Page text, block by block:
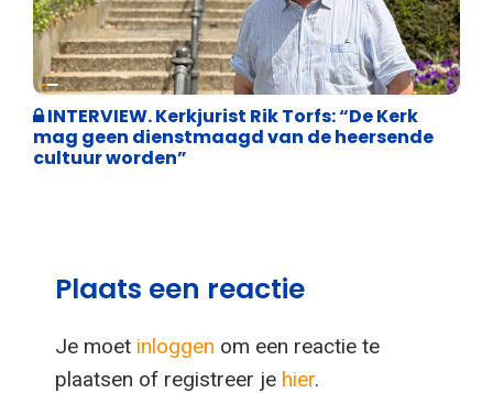
Weekblad 't Pallieterke
INTERVIEW. Kerkjurist Rik Torfs: “De Kerk
mag geen dienstmaagd van de heersende
cultuur worden”
Plaats een reactie
Je moet inloggen om een reactie te
plaatsen of registreer je hier.